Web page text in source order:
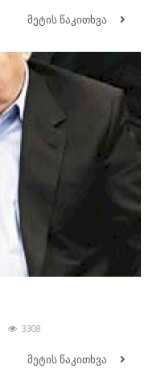
მეტის წაკითხვა
3308
მეტის წაკითხვა